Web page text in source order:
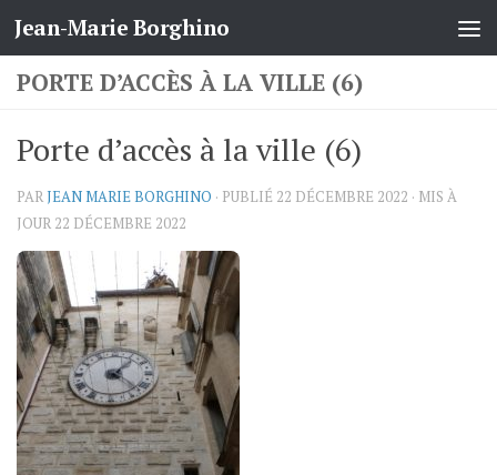
Skip to content
Jean-Marie Borghino
PORTE D’ACCÈS À LA VILLE (6)
Porte d’accès à la ville (6)
PARJEAN MARIE BORGHINO · PUBLIÉ 22 DÉCEMBRE 2022 · MIS À
JOUR 22 DÉCEMBRE 2022